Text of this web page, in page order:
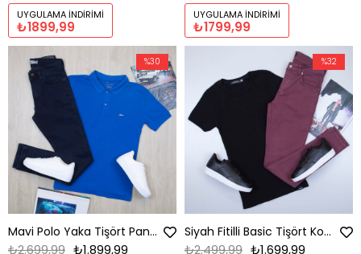
UYGULAMA İNDIRIMI
₺1899,99
UYGULAMA İNDIRIMI
₺1799,99
Mavi Polo Yaka Tişört Pantolon Ayakkabı Kombin
₺1.899,99
₺2.699,99
%30
Siyah Fitilli Basic Tişört Kombini Erkek | Slim Fit Günlük Şık Komple Set
₺1.699,99
₺2.499,99
%32